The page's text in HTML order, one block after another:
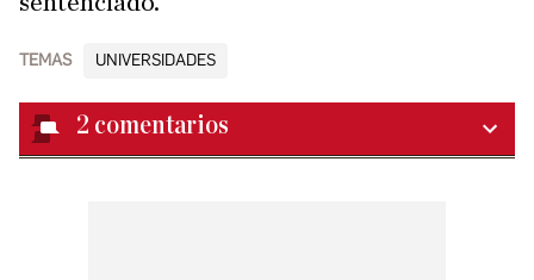
TEMAS UNIVERSIDADES
2 comentarios